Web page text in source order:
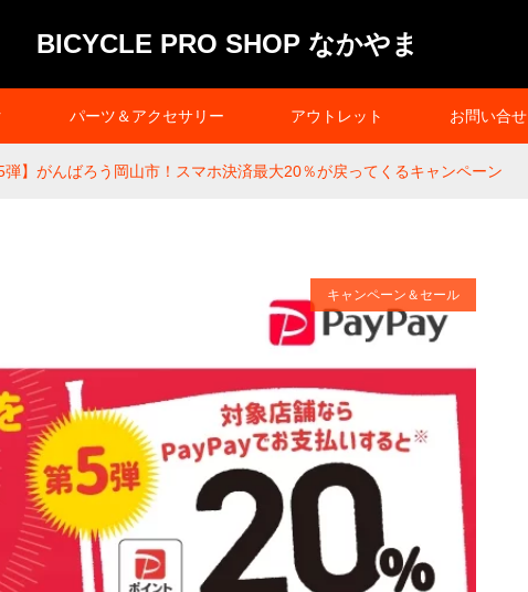
BICYCLE PRO SHOP なかやま
パーツ＆アクセサリー アウトレット お問い合せ
弾】がんばろう岡山市！スマホ決済最大20％が戻ってくるキャンペーン
キャンペーン＆セール